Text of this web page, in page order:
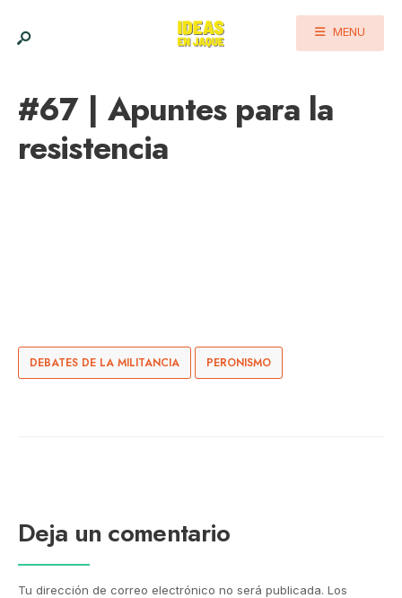
MENU
#67 | Apuntes para la
resistencia
DEBATES DE LA MILITANCIA PERONISMO
Deja un comentario
Tu dirección de correo electrónico no será publicada. Los